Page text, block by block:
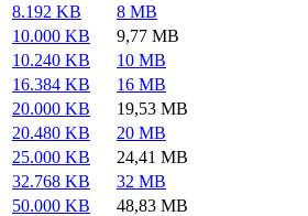
8.192 KB
8 MB
10.000 KB
9,77 MB
10.240 KB
10 MB
16.384 KB
16 MB
20.000 KB
19,53 MB
20.480 KB
20 MB
25.000 KB
24,41 MB
32.768 KB
32 MB
50.000 KB
48,83 MB